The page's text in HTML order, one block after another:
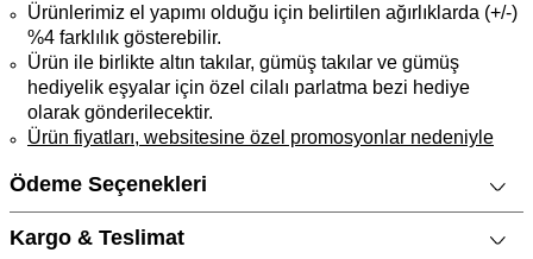
Ürünlerimiz el yapımı olduğu için belirtilen ağırlıklarda (+/-)
%4 farklılık gösterebilir.
Ürün ile birlikte altın takılar, gümüş takılar ve gümüş
hediyelik eşyalar için özel cilalı parlatma bezi hediye
olarak gönderilecektir.
Ürün fiyatları, websitesine özel promosyonlar nedeniyle
Marka
Ödeme Seçenekleri
Kargo & Teslimat